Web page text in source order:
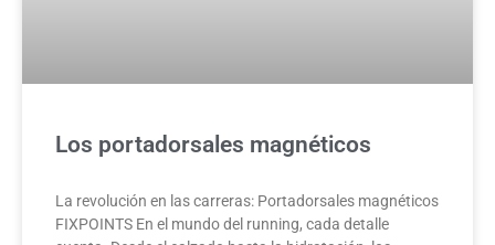
Los portadorsales magnéticos
La revolución en las carreras: Portadorsales magnéticos
FIXPOINTS En el mundo del running, cada detalle